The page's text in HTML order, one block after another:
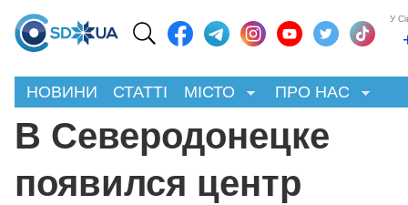
У
НОВИНИ СТАТТІ МІСТО ПРО НАС
В Северодонецке
появился центр